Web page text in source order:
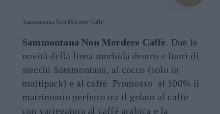
Sammontana Non Mordere Caffè
Sammontana Non Mordere Caffè. Due le
novità della linea morbida dentro e fuori di
stecchi Sammontana, al cocco (solo in
multipack) e al caffè. Promosso al 100% il
matrimonio perfetto tra il gelato al caffè
con variegatura al caffè arabica e la